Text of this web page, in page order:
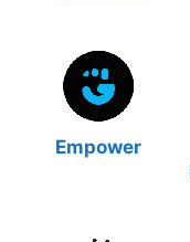
Empower